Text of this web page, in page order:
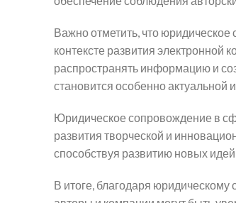
Важно отметить, что
контексте развития
распространять информацию и
становится особенно актуальной
Юридическое сопровождение в
развития творческой и
способствуя развитию новых
В итоге, благодаря